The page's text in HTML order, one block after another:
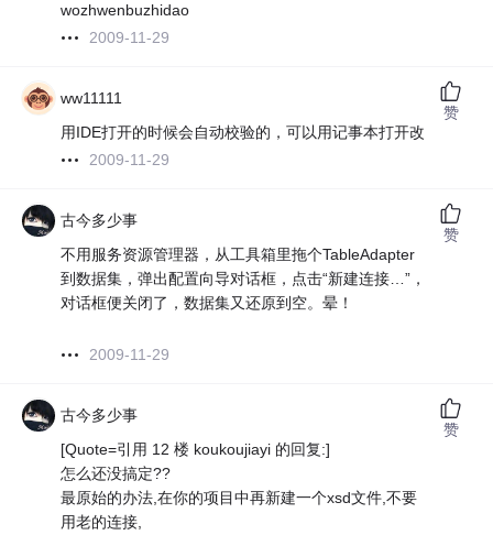
wozhwenbuzhidao
2009-11-29
ww11111
用IDE打开的时候会自动校验的，可以用记事本打开改
2009-11-29
赞
古今多少事
不用服务资源管理器，从工具箱里拖个TableAdapter
到数据集，弹出配置向导对话框，点击“新建连接…”，
对话框便关闭了，数据集又还原到空。晕！
2009-11-29
赞
古今多少事
[Quote=引用 12 楼 koukoujiayi 的回复:]
怎么还没搞定??
最原始的办法,在你的项目中再新建一个xsd文件,不要
用老的连接,
赞